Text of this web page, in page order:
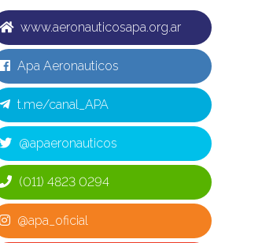
www.aeronauticosapa.org.ar
Apa Aeronauticos
t.me/canal_APA
@apaeronauticos
(011) 4823 0294
@apa_oficial